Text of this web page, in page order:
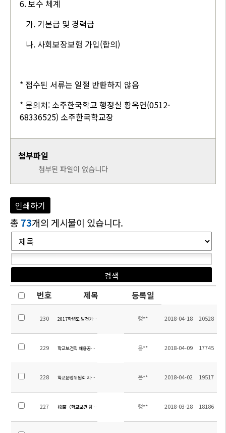
6. 보수 체계
가. 기본급 및 경력급
나. 사회보장보험 가입(합의)
* 접수된 서류는 일절 반환하지 않음
* 문의처: 소주한국학교 행정실 황옥연(0512-
68336525) 소주한국학교장
첨부파일
첨부된 파일이 없습니다
인쇄하기
총 73개의 게시물이 있습니다.
번호 제목 등록일
230 2017학년도 발전기금 도서구입목록 안내 행** 2018-04-18 20528
229 학교보건직 채용공고 수정 은** 2018-04-09 17745
228 학교운영위원회 지역위원 당선공고 은** 2018-04-02 19517
227 校醫（학교보건 담당직) 채용 공고 행** 2018-03-28 18186